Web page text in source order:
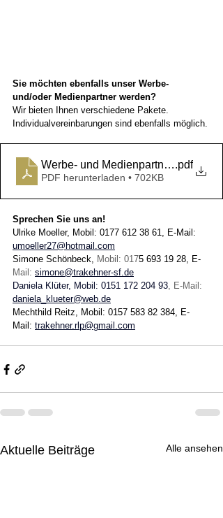
Sie möchten ebenfalls unser Werbe-
und/oder Medienpartner werden?
Wir bieten Ihnen verschiedene Pakete.
Individualvereinbarungen sind ebenfalls möglich.
Werbe- und Medienpartner werden
.pdf
PDF herunterladen • 702KB
Sprechen Sie uns an!
Ulrike Moeller, Mobil: 0177 612 38 61, E-Mail:
umoeller27@hotmail.com
Simone Schönbeck, Mobil: 0175 693 19 28, E-
Mail: simone@trakehner-sf.de
Daniela Klüter, Mobil: 0151 172 204 93, E-Mail:
daniela_klueter@web.de
Mechthild Reitz, Mobil: 0157 583 82 384, E-
Mail: trakehner.rlp@gmail.com
Aktuelle Beiträge Alle ansehen